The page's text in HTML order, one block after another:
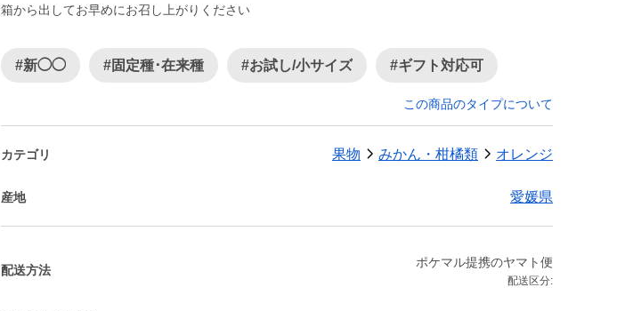
箱から出してお早めにお召し上がりください
#新◯◯ #固定種･在来種 #お試し/小サイズ #ギフト対応可
この商品のタイプについて
カテゴリ 果物 みかん・柑橘類 オレンジ
産地 愛媛県
配送方法
ポケマル提携のヤマト便
配送区分: